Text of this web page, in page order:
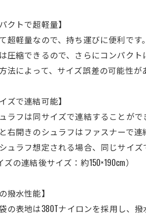
クトで超軽量】
超軽量なので、持ち運びに便利です。
圧縮できるので、さらにコンパクト
法によって、サイズ誤差の可能性が
ズで連結可能】
ラフは同サイズで連結することがで
右開きのシュラフはファスナーで連
ュラフ想定される場合、同じサイ
ズの連結後サイズ：約150×190cm）
撥水性能】
の表地は380Tナイロンを採用し、